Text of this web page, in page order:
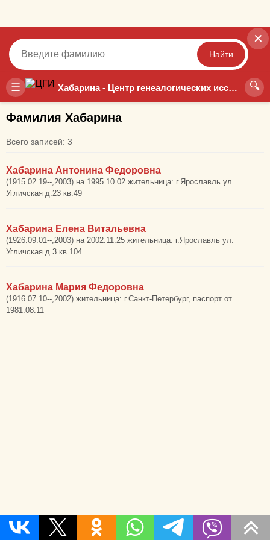
☰ Хабарина - Центр генеалогических исследований 🔍
✕
Найти
Точный Неточный
Фамилия Хабарина
Всего записей: 3
Хабарина Антонина Федоровна
(1915.02.19--,2003) на 1995.10.02 жительница: г.Ярославль ул.
Угличская д.23 кв.49
Хабарина Елена Витальевна
(1926.09.01--,2003) на 2002.11.25 жительница: г.Ярославль ул.
Угличская д.3 кв.104
Хабарина Мария Федоровна
(1916.07.10--,2002) жительница: г.Санкт-Петербург, паспорт от
1981.08.11